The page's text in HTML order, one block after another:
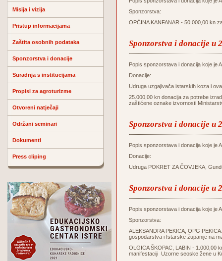
Misija i vizija
Pristup informacijama
Zaštita osobnih podataka
Sponzorstva i donacije
Suradnja s institucijama
Propisi za agroturizme
Otvoreni natječaji
Održani seminari
Dokumenti
Press cliping
Sponzorstva:
OPĆINA KANFANAR - 50.000,00 kn
Sponzorstva i donacije u
Popis sponzorstava i donacija koje je
Donacije:
Udruga uzgajivača istarskih koza i
25.000,00 kn donacija za potrebe
zaštićene oznake izvornosti
Sponzorstva i donacije u
Popis sponzorstava i donacija koje je
Donacije:
Udruga POKRET ZA ČOVJEKA,
Sponzorstva i donacije u
Popis sponzorstava i donacija koje je
Sponzorstva:
ALEKSANDRA PEKICA, OPG
gospodarstva i Istarske županije na
OLGICA ŠKOPAC, LABIN - 1.000,00
manifestaciji Uzorne seoske žene u